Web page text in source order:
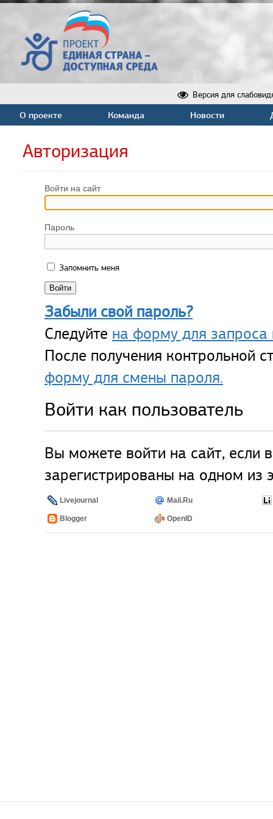
Версия для
О проекте Команда Новости
Авторизация
Войти на сайт
Пароль
Запомнить меня
Забыли свой пароль?
Следуйте на форму для запроса
После получения контрольной
форму для смены пароля.
Войти как пользователь
Вы можете войти на сайт, если
зарегистрированы на одном из
Livejournal Mail.Ru
Blogger OpenID